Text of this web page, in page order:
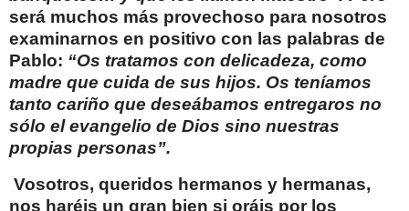
será muchos más provechoso para nosotros
examinarnos en positivo con las palabras de
Pablo: “Os tratamos con delicadeza, como
madre que cuida de sus hijos. Os teníamos
tanto cariño que deseábamos entregaros no
sólo el evangelio de Dios sino nuestras
propias personas”.
Vosotros, queridos hermanos y hermanas,
nos haréis un gran bien si oráis por los